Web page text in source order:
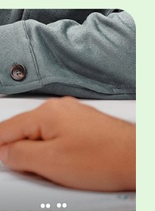
دينار. وتعتبر هذه
حساب "الحصاد" سارية
للعام الجاري، لتكون
بالتزامن مع استئناف
على الحسابات
إشراف جهات تدقيق
لضمان أعلى مستويات
ويهتم بيت التمويل
"الحصاد"، والذي يعد من